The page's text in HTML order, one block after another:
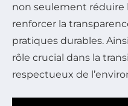
non seulement réduire
renforcer la
pratiques durables.
rôle crucial dans la
respectueux de